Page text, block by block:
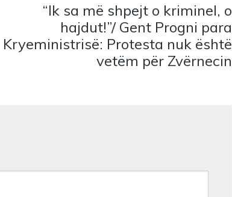
“Ik sa më shpejt o kriminel, o
hajdut!”/ Gent Progni para
Kryeministrisë: Protesta nuk është
vetëm për Zvërnecin